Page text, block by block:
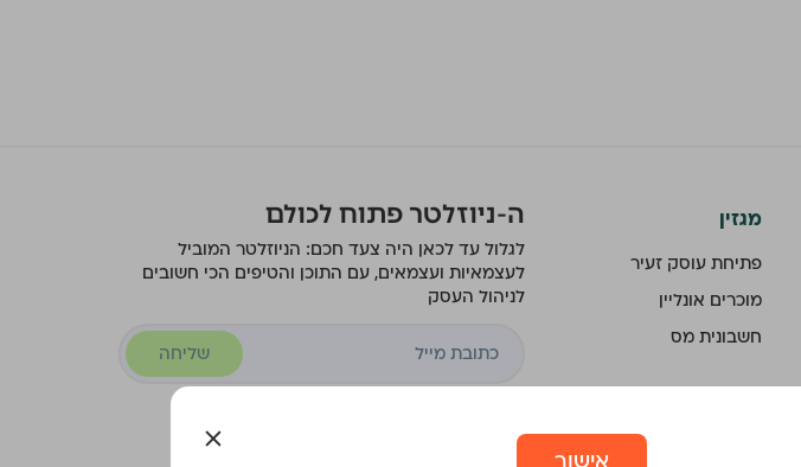
מגזין
פתיחת עוסק זעיר
מוכרים אונליין
חשבונית מס
ה-ניוזלטר פתוח לכולם
לגלול עד לכאן היה צעד חכם: הניוזלטר המוביל
לעצמאיות ועצמאים, עם התוכן והטיפים הכי חשובים
לניהול העסק
שליחה